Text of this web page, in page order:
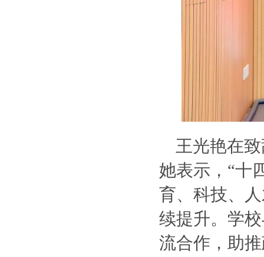
王光艳在
她表示，“十
育、科技、
续提升。学
流合作，助